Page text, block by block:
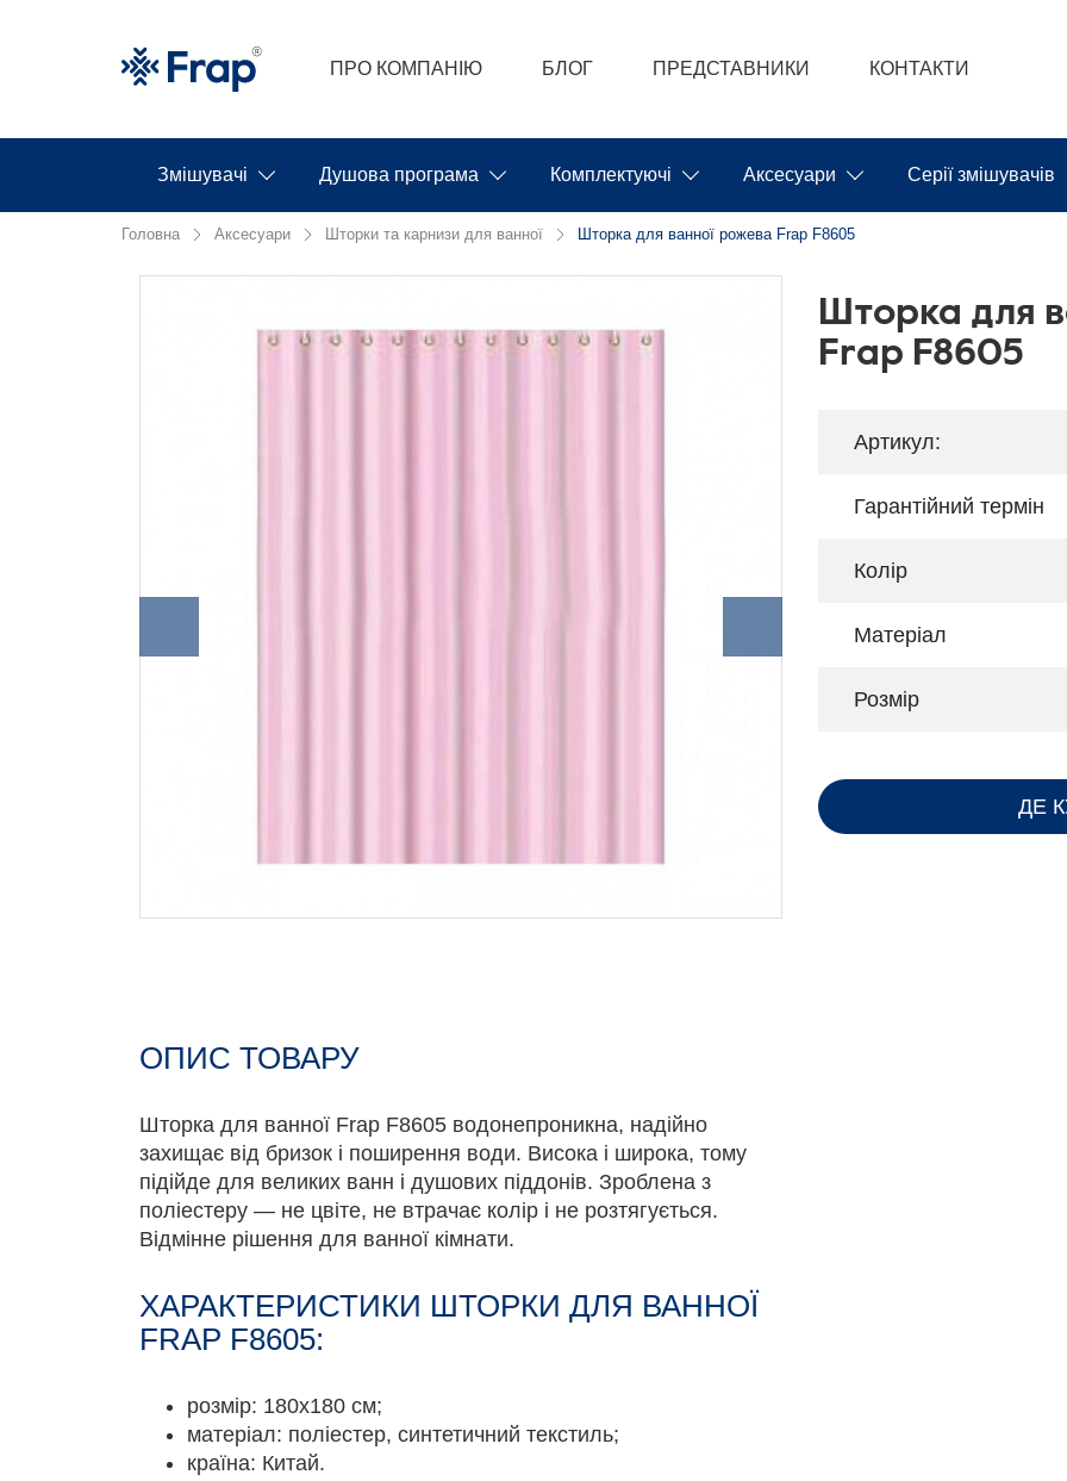
ПРО КОМПАНІЮ БЛОГ ПРЕДСТАВНИКИ КОНТАКТИ
Змішувачі Душова програма Комплектуючі Аксесуари Серії змішувачів
Головна Аксесуари Шторки та карнизи для ванної Шторка для ванної рожева Frap F8605
ОПИС ТОВАРУ
Шторка для ванної Frap F8605 водонепроникна, надійно
захищає від бризок і поширення води. Висока і широка, тому
підійде для великих ванн і душових піддонів. Зроблена з
поліестеру — не цвіте, не втрачає колір і не розтягується.
Відмінне рішення для ванної кімнати.
ХАРАКТЕРИСТИКИ ШТОРКИ ДЛЯ ВАННОЇ
FRAP F8605:
розмір: 180х180 см;
матеріал: поліестер, синтетичний текстиль;
країна: Китай.
Шторка для
Frap F8605
Артикул:
Гарантійний термін
Колір
Матеріал
Розмір
ДЕ